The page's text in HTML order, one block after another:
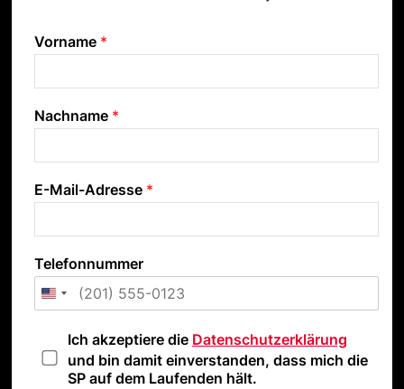
Vorname *
Nachname *
E-Mail-Adresse *
Telefonnummer
Ich akzeptiere die Datenschutzerklärung
und bin damit einverstanden, dass mich die
SP auf dem Laufenden hält.